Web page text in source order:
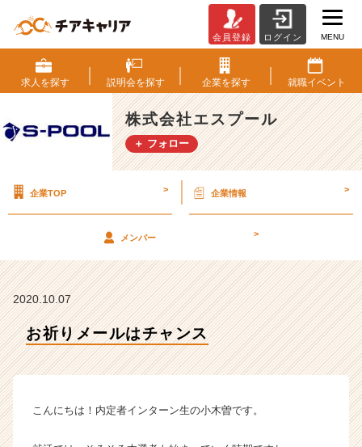
祈
り
メ
ー
ル
は
ス
会
プ
ー
イ
会員登録 ログイン MENU
求人を探す 説明会を探す 企業を探す 就職イベント
株式会社エスプール
＋ フォロー
企業TOP > 企業情報 >
メンバー >
2020.10.07
お祈りメールはチャンス
こんにちは！内定者インターン生の小木曽です。